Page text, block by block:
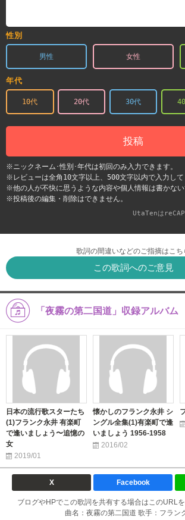
性別
男性 女性
年代
10代 20代 30代
投稿
※ニックネーム･性別･年代は初回のみ入力できます。
※レビューは全角10文字以上、500文字以内で入力して
※他の人が不快に思うような内容や個人情報は書かない
※投稿後の編集・削除はできません。
UtaTenは
歌詞の間違いなどのご指摘はこち
この歌詞へのご意見
「夜霧の第二国道」収録アルバム
日本の流行歌スターたち
(1)フランク永井 有楽町
で逢いましょう〜追憶の
女
2019/01
懐かしのフランク永井 シ
ングル全集(1)有楽町で逢
いましょう 1956-1958
2016/02
X Facebook
ブログやHPでこの歌詞を共有する場合はこのURL
曲名：夜霧の第二国道 歌手：フラン